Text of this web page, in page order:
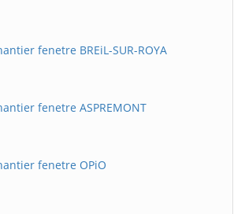
fenetre BREiL-SUR-ROYA
fenetre ASPREMONT
fenetre OPiO